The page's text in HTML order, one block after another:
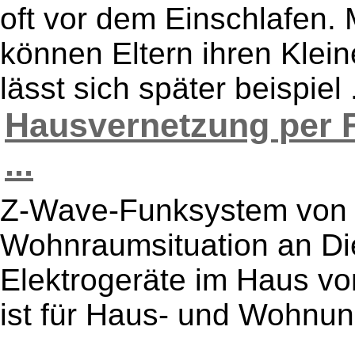
oft vor dem Einschlafen.
können Eltern ihren
lässt sich später beispiel
Hausvernetzung per
...
Z-Wave-Funksystem
Wohnraumsituation an
Elektrogeräte im Haus
ist für Haus- und